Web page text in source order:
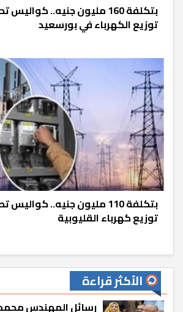
بتكلفة 160 مليون جنيه..
توزيع الكهرباء في بورسعيد
بتكلفة 110 مليون جنيه..
توزيع كهرباء القليوبية
الأكثر قراءة
رسائل المهندس